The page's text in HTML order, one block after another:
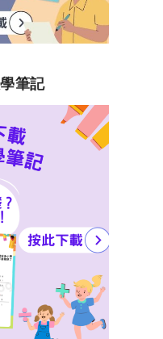
筆記